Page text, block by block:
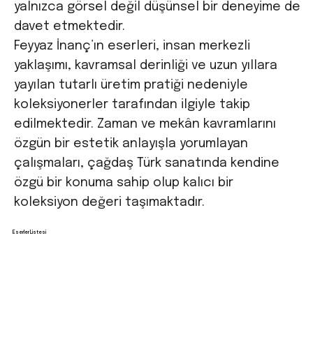
yalnızca görsel değil düşünsel bir deneyime de
davet etmektedir.
Feyyaz İnanç’ın eserleri, insan merkezli
yaklaşımı, kavramsal derinliği ve uzun yıllara
yayılan tutarlı üretim pratiği nedeniyle
koleksiyonerler tarafından ilgiyle takip
edilmektedir. Zaman ve mekân kavramlarını
özgün bir estetik anlayışla yorumlayan
çalışmaları, çağdaş Türk sanatında kendine
özgü bir konuma sahip olup kalıcı bir
koleksiyon değeri taşımaktadır.
Eserler Listesi